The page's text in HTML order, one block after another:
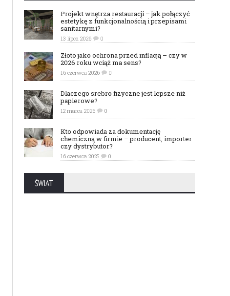
Projekt wnętrza restauracji – jak połączyć
estetykę z funkcjonalnością i przepisami
sanitarnymi?
13 lipca 2026 0
Złoto jako ochrona przed inflacją – czy w
2026 roku wciąż ma sens?
16 czerwca 2026 0
Dlaczego srebro fizyczne jest lepsze niż
papierowe?
12 marca 2026 0
Kto odpowiada za dokumentację
chemiczną w firmie – producent, importer
czy dystrybutor?
16 czerwca 2025 0
ŚWIAT